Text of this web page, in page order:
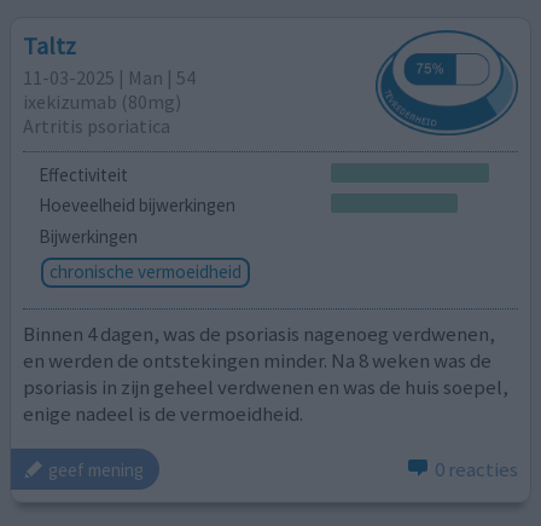
Taltz
11-03-2025 | Man | 54
ixekizumab (80mg)
Artritis psoriatica
Effectiviteit
Hoeveelheid bijwerkingen
Bijwerkingen
chronische vermoeidheid
Binnen 4 dagen, was de psoriasis nagenoeg verdwenen,
en werden de ontstekingen minder. Na 8 weken was de
psoriasis in zijn geheel verdwenen en was de huis soepel,
enige nadeel is de vermoeidheid.
geef mening 0 reacties